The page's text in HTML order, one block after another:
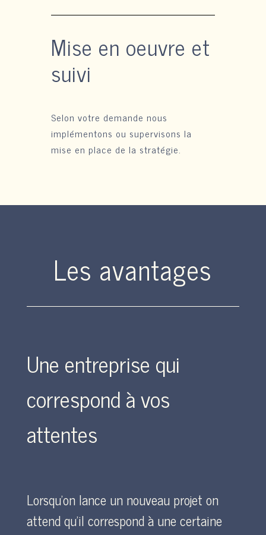
Mise en oeuvre et
suivi
Selon votre demande nous
implémentons ou supervisons la
mise en place de la stratégie.
Les avantages
Une entreprise qui
correspond à vos
attentes
Lorsqu’on lance un nouveau projet on
attend qu’il correspond à une certaine